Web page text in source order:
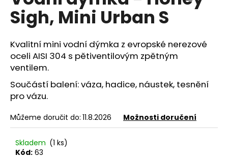
0,0
z
hvězdiček.
Sigh, Mini Urban S
Kvalitní mini vodní dýmka z evropské nerezové
oceli AISI 304 s pětiventilovým zpětným
ventilem.
Součástí balení: váza, hadice, náustek, tesnění
pro vázu.
Můžeme doručit do: 11.8.2026 Možnosti doručení
Skladem (1 ks)
Kód: 63
a
j
í
t
?
HLEDAT